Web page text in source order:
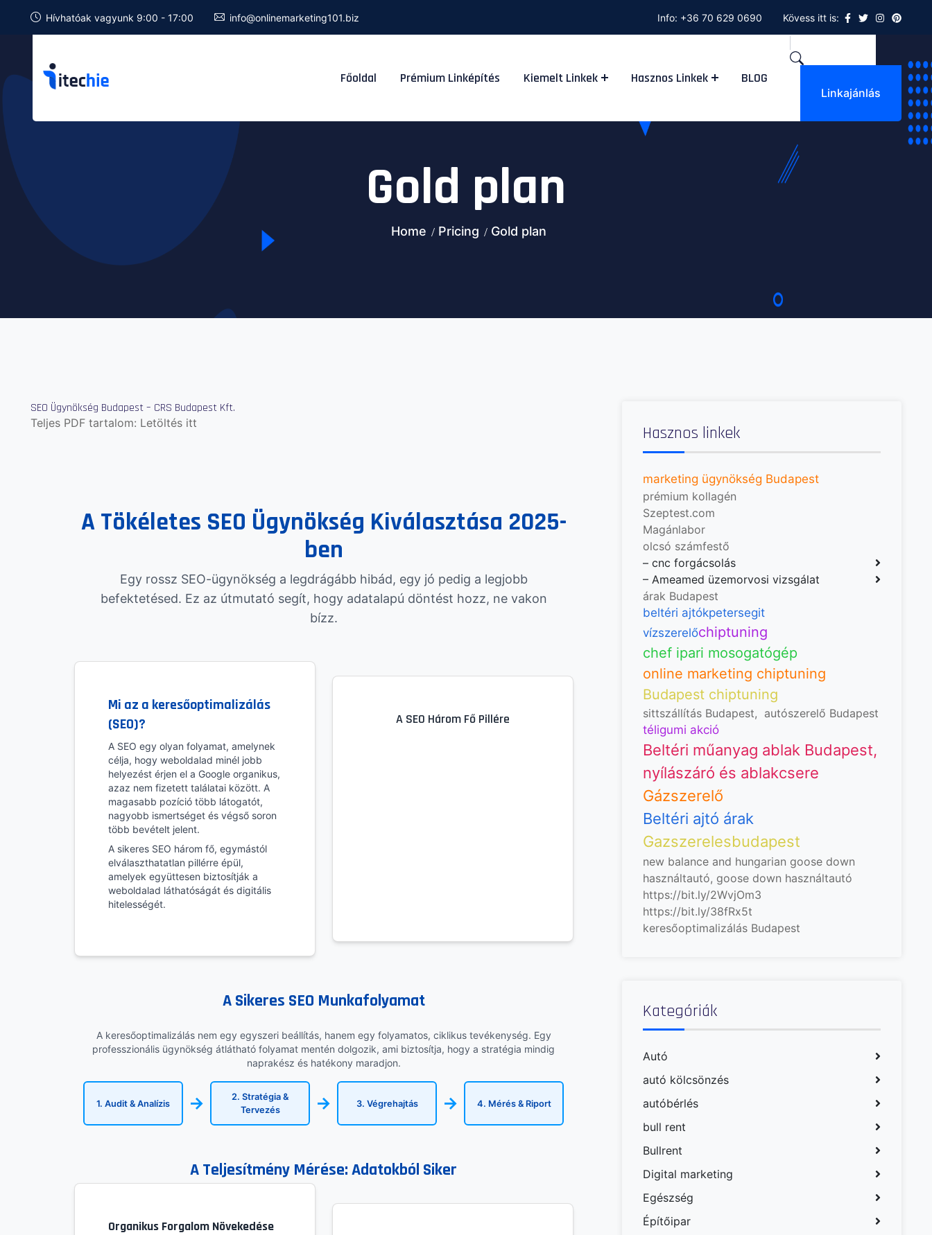
Hívhatóak vagyunk 9:00 - 17:00 info@onlinemarketing101.biz Info: +36 70 629 0690 Kövess itt is:
Főoldal Prémium Linképítés Kiemelt Linkek Hasznos Linkek BLOG
Linkajánlás
Gold plan
Home Pricing Gold plan
SEO Ügynökség Budapest – CRS Budapest Kft.
Teljes PDF tartalom: Letöltés itt
A Tökéletes SEO Ügynökség Kiválasztása 2025-
ben
Egy rossz SEO-ügynökség a legdrágább hibád, egy jó pedig a legjobb
befektetésed. Ez az útmutató segít, hogy adatalapú döntést hozz, ne vakon
bízz.
Mi az a keresőoptimalizálás
(SEO)?
A SEO egy olyan folyamat, amelynek
célja, hogy weboldalad minél jobb
helyezést érjen el a Google organikus,
azaz nem fizetett találatai között. A
magasabb pozíció több látogatót,
nagyobb ismertséget és végső soron
több bevételt jelent.
A sikeres SEO három fő, egymástól
elválaszthatatlan pillérre épül,
amelyek együttesen biztosítják a
weboldalad láthatóságát és digitális
hitelességét.
A SEO Három Fő Pillére
A Sikeres SEO Munkafolyamat
A keresőoptimalizálás nem egy egyszeri beállítás, hanem egy folyamatos, ciklikus tevékenység. Egy
professzionális ügynökség átlátható folyamat mentén dolgozik, ami biztosítja, hogy a stratégia mindig
naprakész és hatékony maradjon.
1. Audit & Analízis →
2. Stratégia &
Tervezés
→ 3. Végrehajtás → 4. Mérés & Riport
A Teljesítmény Mérése: Adatokból Siker
Organikus Forgalom Növekedése
Hasznos linkek
marketing ügynökség Budapest
prémium kollagén
Szeptest.com
Magánlabor
olcsó számfestő
–cnc forgácsolás
–Ameamed üzemorvosi vizsgálat
árak Budapest
beltéri ajtókpetersegit
vízszerelőchiptuning
chef ipari mosogatógép
online marketing chiptuning
Budapest chiptuning
sittszállítás Budapest, autószerelő Budapest
téligumi akció
Beltéri műanyag ablak Budapest,
nyílászáró és ablakcsere
Gázszerelő
Beltéri ajtó árak
Gazszerelesbudapest
new balance and hungarian goose down
használtautó, goose down használtautó
https://bit.ly/2WvjOm3
https://bit.ly/38fRx5t
keresőoptimalizálás Budapest
Kategóriák
Autó
autó kölcsönzés
autóbérlés
bull rent
Bullrent
Digital marketing
Egészség
Építőipar